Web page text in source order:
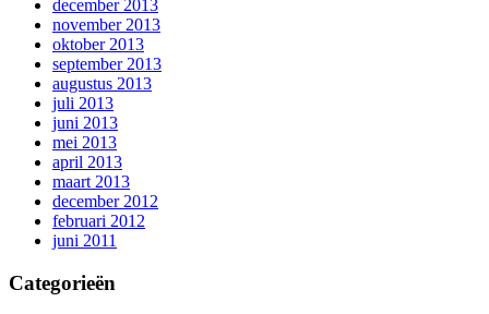
december 2013
november 2013
oktober 2013
september 2013
augustus 2013
juli 2013
juni 2013
mei 2013
april 2013
maart 2013
december 2012
februari 2012
juni 2011
Categorieën